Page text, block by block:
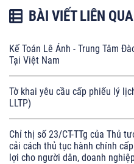
BÀI VIẾT LIÊN
Kế Toán Lê Ánh - Trung Tâm
Tại Việt Nam
Tờ khai yêu cầu cấp phiếu lý
LLTP)
Chỉ thị số 23/CT-TTg của Thủ
cải cách thủ tục hành chính
lợi cho người dân, doanh